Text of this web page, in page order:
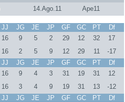
14.Ago.11 Ape11
JJ JG JE JP GF GC PT
Df
16 9 5 2 29 12 32
17
16 2 5 9 12 29 11
-17
JJ JG JE JP GF GC PT
Df
16 9 4 3 31 19 31
12
16 3 4 9 19 31 13
-12
JJ JG JE JP GF GC PT
Df